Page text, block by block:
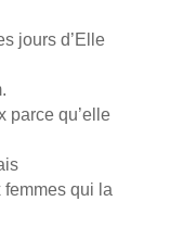
jours d’Elle
parce qu’elle
qui la